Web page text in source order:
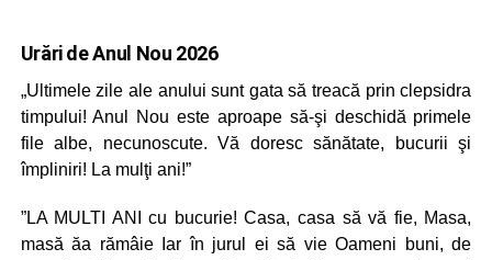
Urări de Anul Nou 2026
„Ultimele zile ale anului sunt gata să treacă prin clepsidra
timpului! Anul Nou este aproape să-şi deschidă primele
file albe, necunoscute. Vă doresc sănătate, bucurii şi
împliniri! La mulţi ani!”
”LA MULTI ANI cu bucurie! Casa, casa să vă fie, Masa,
masă ăa rămâie Iar în jurul ei să vie Oameni buni, de